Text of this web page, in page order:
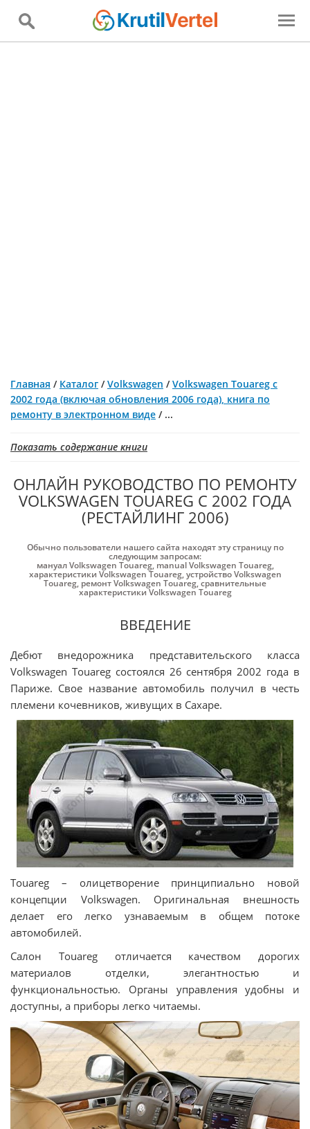
Главная / Каталог /Volkswagen /Volkswagen Touareg с
2002 года (включая обновления 2006 года), книга по
ремонту в электронном виде / ...
Показать содержание книги
ОНЛАЙН РУКОВОДСТВО ПО РЕМОНТУ
VOLKSWAGEN TOUAREG С 2002 ГОДА
(РЕСТАЙЛИНГ 2006)
Обычно пользователи нашего сайта находят эту страницу по
следующим запросам:
мануал Volkswagen Touareg, manual Volkswagen Touareg,
характеристики Volkswagen Touareg,устройство Volkswagen
Touareg, ремонт Volkswagen Touareg,сравнительные
характеристики Volkswagen Touareg
ВВЕДЕНИЕ
Дебют внедорожника представительского класса
Volkswagen Touareg состоялся 26 сентября 2002 года в
Париже. Свое название автомобиль получил в честь
племени кочевников, живущих в Сахаре.
Touareg – олицетворение принципиально новой
концепции Volkswagen. Оригинальная внешность
делает его легко узнаваемым в общем потоке
автомобилей.
Салон Touareg отличается качеством дорогих
материалов отделки, элегантностью и
функциональностью. Органы управления удобны и
доступны, а приборы легко читаемы.